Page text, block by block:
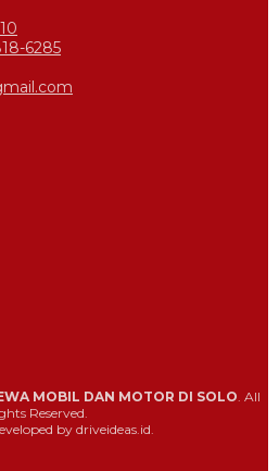
6285
MOBIL DAN MOTOR DI SOLO . All
Reserved.
by driveideas.id.